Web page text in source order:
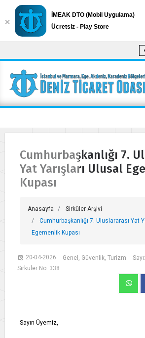
Cumhurbaşkanlığı 7.
Yat Yarışları Ulusal
Kupası
Anasayfa
Sirküler Arşivi
Cumhurbaşkanlığı 7. Uluslararası Yat
Egemenlik Kupası
20-04-2026 Genel, Güvenlik, Turizm
Sirküler No: 338
Sayın Üyemiz,
İMEAK DTO (Mobil Uygulama)
Ücretsiz - Play Store